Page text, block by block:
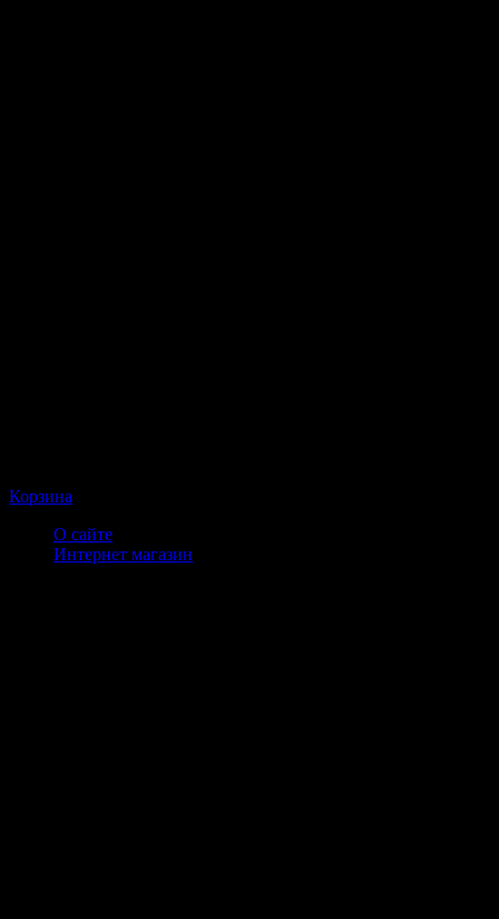
Корзина
О сайте
Интернет магазин